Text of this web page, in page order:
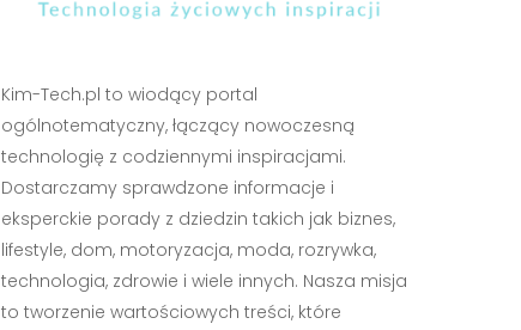
Kim-Tech.pl to wiodący portal
ogólnotematyczny, łączący nowoczesną
technologię z codziennymi inspiracjami.
Dostarczamy sprawdzone informacje i
eksperckie porady z dziedzin takich jak biznes,
lifestyle, dom, motoryzacja, moda, rozrywka,
technologia, zdrowie i wiele innych. Nasza misja
to tworzenie wartościowych treści, które